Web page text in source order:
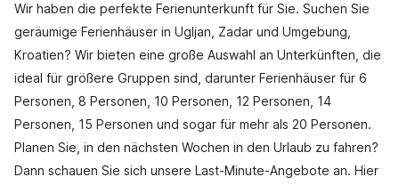
Wir haben die perfekte Ferienunterkunft für Sie. Suchen Sie
geräumige Ferienhäuser in Ugljan, Zadar und Umgebung,
Kroatien? Wir bieten eine große Auswahl an Unterkünften, die
ideal für größere Gruppen sind, darunter Ferienhäuser für 6
Personen, 8 Personen, 10 Personen, 12 Personen, 14
Personen, 15 Personen und sogar für mehr als 20 Personen.
Planen Sie, in den nächsten Wochen in den Urlaub zu fahren?
Dann schauen Sie sich unsere Last-Minute-Angebote an. Hier